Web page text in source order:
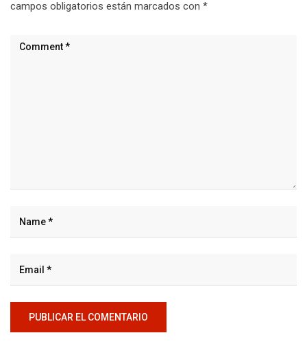
campos obligatorios están marcados con *